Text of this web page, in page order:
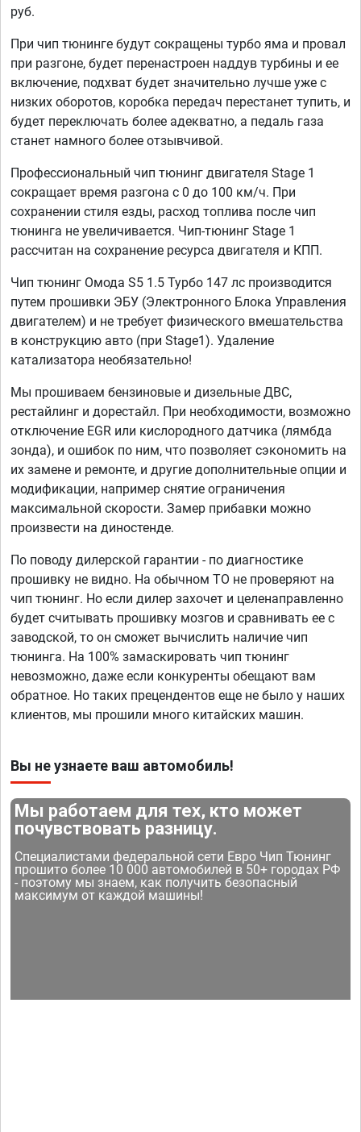
руб.
При чип тюнинге будут сокращены турбо яма и провал
при разгоне, будет перенастроен наддув турбины и ее
включение, подхват будет значительно лучше уже с
низких оборотов, коробка передач перестанет тупить, и
будет переключать более адекватно, а педаль газа
станет намного более отзывчивой.
Профессиональный чип тюнинг двигателя Stage 1
сокращает время разгона с 0 до 100 км/ч. При
сохранении стиля езды, расход топлива после чип
тюнинга не увеличивается. Чип-тюнинг Stage 1
рассчитан на сохранение ресурса двигателя и КПП.
Чип тюнинг Омода S5 1.5 Турбо 147 лс производится
путем прошивки ЭБУ (Электронного Блока Управления
двигателем) и не требует физического вмешательства
в конструкцию авто (при Stage1). Удаление
катализатора необязательно!
Мы прошиваем бензиновые и дизельные ДВС,
рестайлинг и дорестайл. При необходимости, возможно
отключение EGR или кислородного датчика (лямбда
зонда), и ошибок по ним, что позволяет сэкономить на
их замене и ремонте, и другие дополнительные опции и
модификации, например снятие ограничения
максимальной скорости. Замер прибавки можно
произвести на диностенде.
По поводу дилерской гарантии - по диагностике
прошивку не видно. На обычном ТО не проверяют на
чип тюнинг. Но если дилер захочет и целенаправленно
будет считывать прошивку мозгов и сравнивать ее с
заводской, то он сможет вычислить наличие чип
тюнинга. На 100% замаскировать чип тюнинг
невозможно, даже если конкуренты обещают вам
обратное. Но таких прецендентов еще не было у наших
клиентов, мы прошили много китайских машин.
Вы не узнаете ваш автомобиль!
Мы работаем для тех, кто может
почувствовать разницу.
Специалистами федеральной сети Евро Чип Тюнинг
прошито более 10 000 автомобилей в 50+ городах РФ
- поэтому мы знаем, как получить безопасный
максимум от каждой машины!